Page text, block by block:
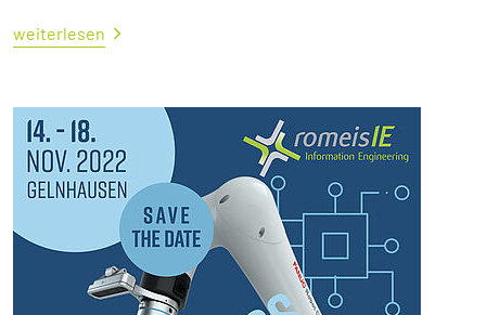
weiterlesen